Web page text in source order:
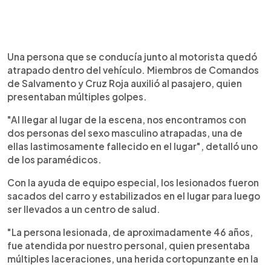
Una persona que se conducía junto al motorista quedó
atrapado dentro del vehículo. Miembros de Comandos
de Salvamento y Cruz Roja auxilió al pasajero, quien
presentaban múltiples golpes.
"Al llegar al lugar de la escena, nos encontramos con
dos personas del sexo masculino atrapadas, una de
ellas lastimosamente fallecido en el lugar", detalló uno
de los paramédicos.
Con la ayuda de equipo especial, los lesionados fueron
sacados del carro y estabilizados en el lugar para luego
ser llevados a un centro de salud.
"La persona lesionada, de aproximadamente 46 años,
fue atendida por nuestro personal, quien presentaba
múltiples laceraciones, una herida cortopunzante en la